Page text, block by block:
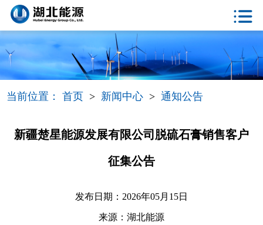
当前位置：首页 > 新闻中心 >通知公告
新疆楚星能源发展有限公司脱硫石膏销售客户
征集公告
发布日期：2026年05月15日
来源：湖北能源